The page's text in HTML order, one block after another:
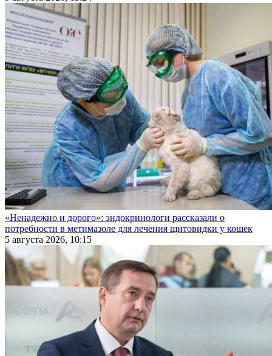
«Ненадежно и дорого»: эндокринологи рассказали о
потребности в метимазоле для лечения щитовидки у кошек
5 августа 2026, 10:15